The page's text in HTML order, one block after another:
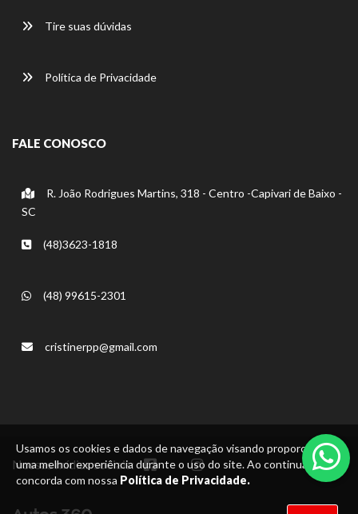
Usamos os cookies e dados de navegação visando proporcionar
uma melhor experiência durante o uso do site. Ao continuar, você
concorda com nossa Política de Privacidade.
Tire suas dúvidas
Política de Privacidade
FALE CONOSCO
R. João Rodrigues Martins, 318 - Centro -Capivari de Baixo -
SC
(48)3623-1818
(48) 99615-2301
cristinerpp@gmail.com
Nossas mídias sociais: